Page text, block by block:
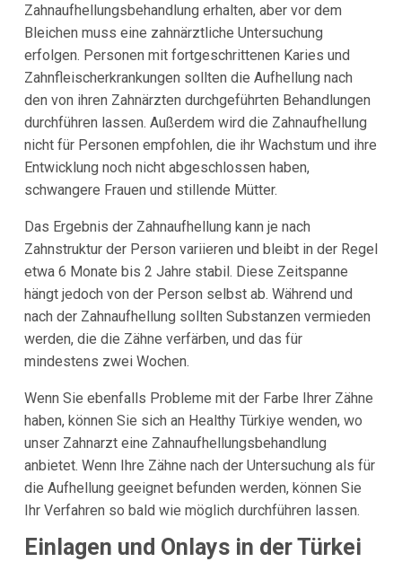
Zahnaufhellungsbehandlung erhalten, aber vor dem
Bleichen muss eine zahnärztliche Untersuchung
erfolgen. Personen mit fortgeschrittenen Karies und
Zahnfleischerkrankungen sollten die Aufhellung nach
den von ihren Zahnärzten durchgeführten Behandlungen
durchführen lassen. Außerdem wird die Zahnaufhellung
nicht für Personen empfohlen, die ihr Wachstum und ihre
Entwicklung noch nicht abgeschlossen haben,
schwangere Frauen und stillende Mütter.
Das Ergebnis der Zahnaufhellung kann je nach
Zahnstruktur der Person variieren und bleibt in der Regel
etwa 6 Monate bis 2 Jahre stabil. Diese Zeitspanne
hängt jedoch von der Person selbst ab. Während und
nach der Zahnaufhellung sollten Substanzen vermieden
werden, die die Zähne verfärben, und das für
mindestens zwei Wochen.
Wenn Sie ebenfalls Probleme mit der Farbe Ihrer Zähne
haben, können Sie sich an Healthy Türkiye wenden, wo
unser Zahnarzt eine Zahnaufhellungsbehandlung
anbietet. Wenn Ihre Zähne nach der Untersuchung als für
die Aufhellung geeignet befunden werden, können Sie
Ihr Verfahren so bald wie möglich durchführen lassen.
Einlagen und Onlays in der Türkei